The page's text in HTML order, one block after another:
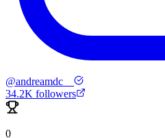
@andreamdc__
34.2K followers
0